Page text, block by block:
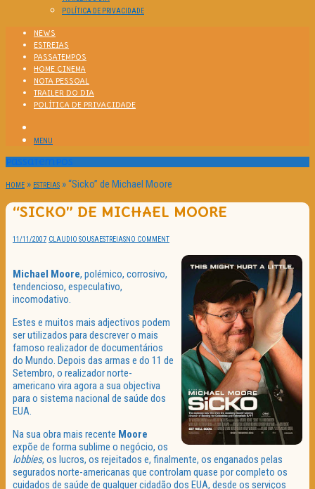
POLÍTICA DE PRIVACIDADE
NEWS
ESTREIAS
PASSATEMPOS
HOME CINEMA
NOTA PESSOAL
TRAILER DO DIA
POLÍTICA DE PRIVACIDADE
MENU
Passatempos
HOME » ESTREIAS »“Sicko” de Michael Moore
“SICKO” DE MICHAEL MOORE
11/11/2007 CLAUDIO SOUSAESTREIASNO COMMENT
Michael Moore, polémico, corrosivo,
tendencioso, especulativo,
incomodativo.
Estes e muitos mais adjectivos podem
ser utilizados para descrever o mais
famoso realizador de documentários
do Mundo. Depois das armas e do 11 de
Setembro, o realizador norte-
americano vira agora a sua objectiva
para o sistema nacional de saúde dos
EUA.
Na sua obra mais recente Moore
expõe de forma sublime o negócio, os
lobbies, os lucros, os rejeitados e, finalmente, os enganados pelas
segurados norte-americanas que controlam quase por completo os
cuidados de saúde de qualquer cidadão dos EUA, desde os serviços